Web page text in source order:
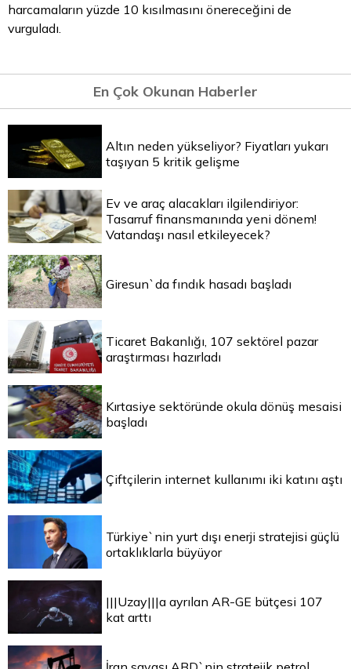
harcamaların yüzde 10 kısılmasını önereceğini de
vurguladı.
En Çok Okunan Haberler
Altın neden yükseliyor? Fiyatları yukarı
taşıyan 5 kritik gelişme
Ev ve araç alacakları ilgilendiriyor:
Tasarruf finansmanında yeni dönem!
Vatandaşı nasıl etkileyecek?
Giresun`da fındık hasadı başladı
Ticaret Bakanlığı, 107 sektörel pazar
araştırması hazırladı
Kırtasiye sektöründe okula dönüş mesaisi
başladı
Çiftçilerin internet kullanımı iki katını aştı
Türkiye`nin yurt dışı enerji stratejisi güçlü
ortaklıklarla büyüyor
|||Uzay|||a ayrılan AR-GE bütçesi 107
kat arttı